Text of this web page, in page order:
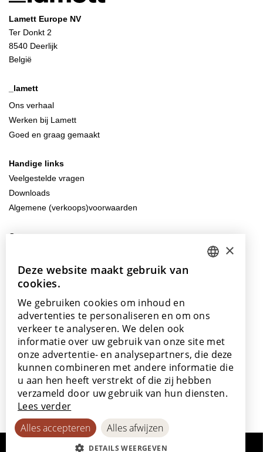
Lamett Europe NV
Ter Donkt 2
8540 Deerlijk
België
_lamett
Ons verhaal
Werken bij Lamett
Goed en graag gemaakt
Handige links
Veelgestelde vragen
Downloads
Algemene (verkoops)voorwaarden
Contacteer ons
+32 56 77 45 15
Onze showroom
Onze verkooppunten
Met de steun van
GERMAN
SPANISH
×
Deze website maakt gebruik van
cookies.
We gebruiken cookies om inhoud en
advertenties te personaliseren en om ons
verkeer te analyseren. We delen ook
informatie over uw gebruik van onze site met
onze advertentie- en analysepartners, die deze
kunnen combineren met andere informatie die
u aan hen heeft verstrekt of die zij hebben
verzameld door uw gebruik van hun diensten.
Lees verder
Alles accepteren
Alles afwijzen
DETAILS WEERGEVEN